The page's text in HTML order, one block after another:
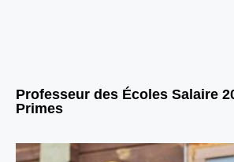
Professeur des Écoles Salaire
Primes